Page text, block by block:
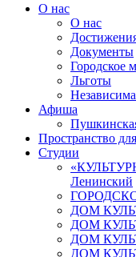
О нас
О нас
Документы
Городское
Льготы
Афиша
Пространство
Студии
Ленинский
ДОМ
ДОМ
ДОМ
ДОМ